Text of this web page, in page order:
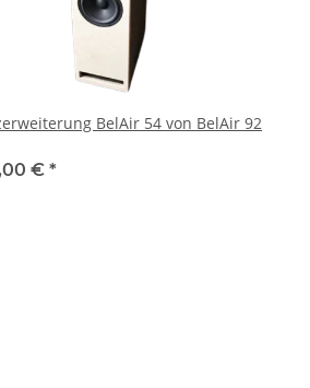
BelAir 54 von BelAir 92
€ *